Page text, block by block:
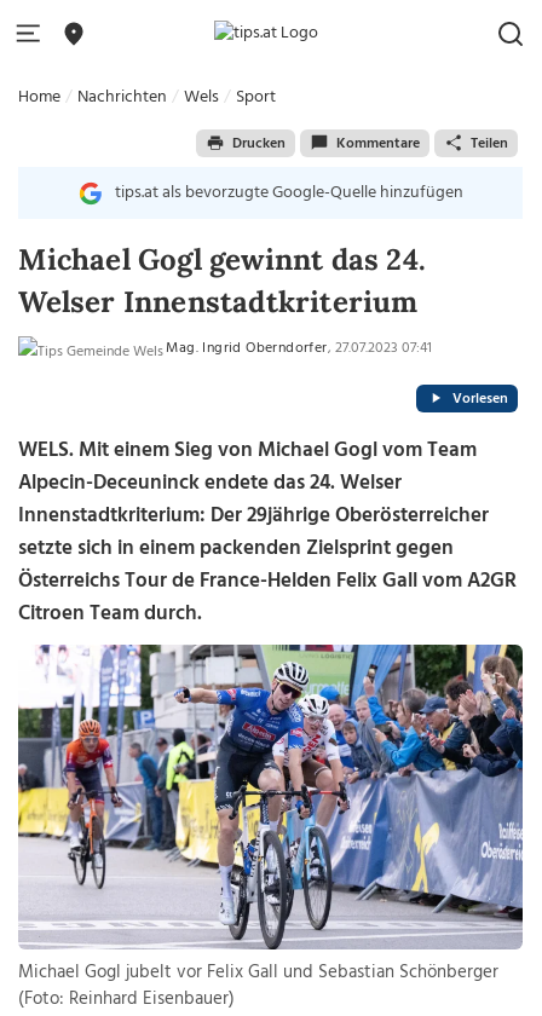
Home Nachrichten Wels Sport
Drucken Kommentare Teilen
tips.at als bevorzugte Google-Quelle hinzufügen
Michael Gogl gewinnt das 24.
Welser Innenstadtkriterium
Mag. Ingrid Oberndorfer, 27.07.2023 07:41
Vorlesen
WELS. Mit einem Sieg von Michael Gogl vom Team
Alpecin-Deceuninck endete das 24. Welser
Innenstadtkriterium: Der 29jährige Oberösterreicher
setzte sich in einem packenden Zielsprint gegen
Österreichs Tour de France-Helden Felix Gall vom A2GR
Citroen Team durch.
Michael Gogl jubelt vor Felix Gall und Sebastian Schönberger
(Foto: Reinhard Eisenbauer)